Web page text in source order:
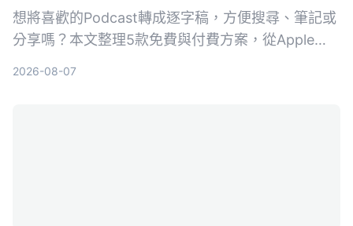
想將喜歡的Podcast轉成逐字稿，方便搜尋、筆記或
分享嗎？本文整理5款免費與付費方案，從Apple
2026-08-07